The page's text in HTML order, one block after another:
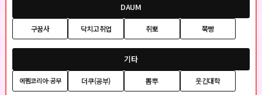
DAUM
구꿈사 닥치고취업 취뽀 쭉빵
기타
에펨코리아-공부 더쿠(공부) 뽐뿌 웃긴대학